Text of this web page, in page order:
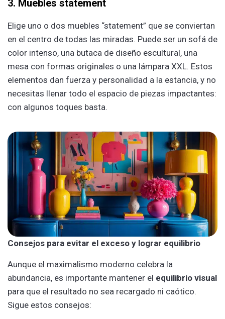
3. Muebles statement
Elige uno o dos muebles “statement” que se conviertan
en el centro de todas las miradas. Puede ser un sofá de
color intenso, una butaca de diseño escultural, una
mesa con formas originales o una lámpara XXL. Estos
elementos dan fuerza y personalidad a la estancia, y no
necesitas llenar todo el espacio de piezas impactantes:
con algunos toques basta.
Consejos para evitar el exceso y lograr equilibrio
Aunque el maximalismo moderno celebra la
abundancia, es importante mantener el equilibrio visual
para que el resultado no sea recargado ni caótico.
Sigue estos consejos: